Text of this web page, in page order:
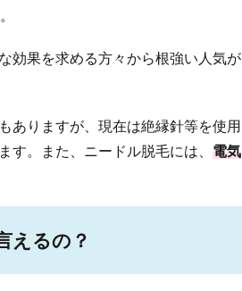
効果を求める方々から根強い人気が
ありますが、現在は絶縁針等を使用
す。また、ニードル脱毛には、 電気
えるの？